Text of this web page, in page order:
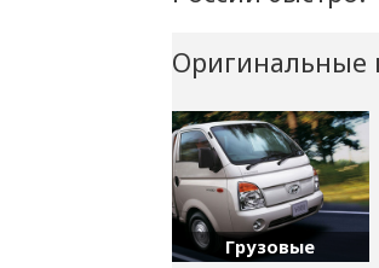
Оригинальные
Грузовые